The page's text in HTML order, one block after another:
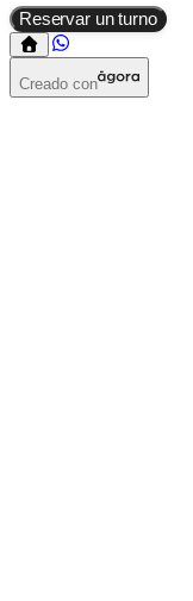
Reservar un turno
Creado con